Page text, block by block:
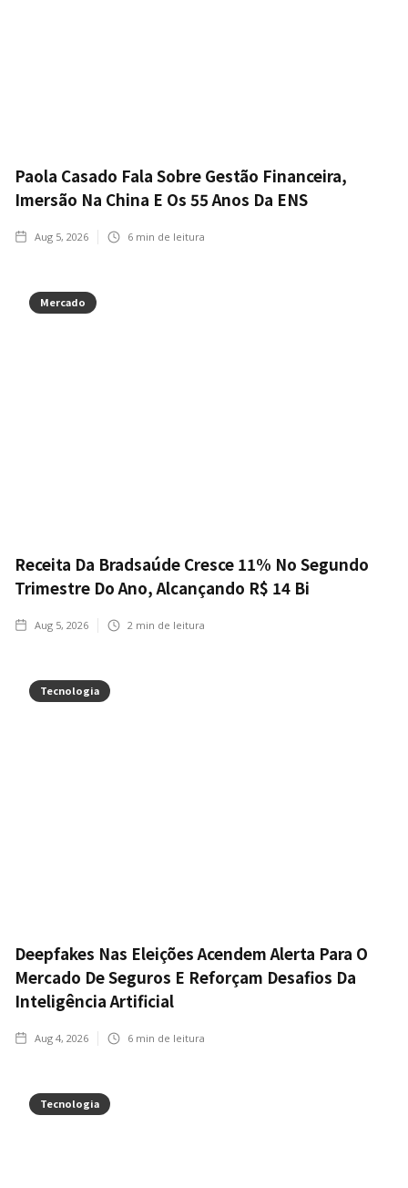
Paola Casado Fala Sobre Gestão Financeira,
Imersão Na China E Os 55 Anos Da ENS
Aug 5, 2026 6 min de leitura
Mercado
Receita Da Bradsaúde Cresce 11% No Segundo
Trimestre Do Ano, Alcançando R$ 14 Bi
Aug 5, 2026 2 min de leitura
Tecnologia
Deepfakes Nas Eleições Acendem Alerta Para O
Mercado De Seguros E Reforçam Desafios Da
Inteligência Artificial
Aug 4, 2026 6 min de leitura
Tecnologia